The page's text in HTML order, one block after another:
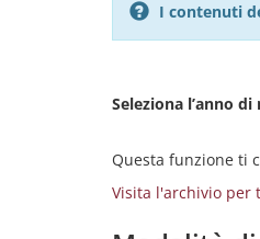
I contenuti
Seleziona l’anno
Questa funzione ti
Visita l'archivio per